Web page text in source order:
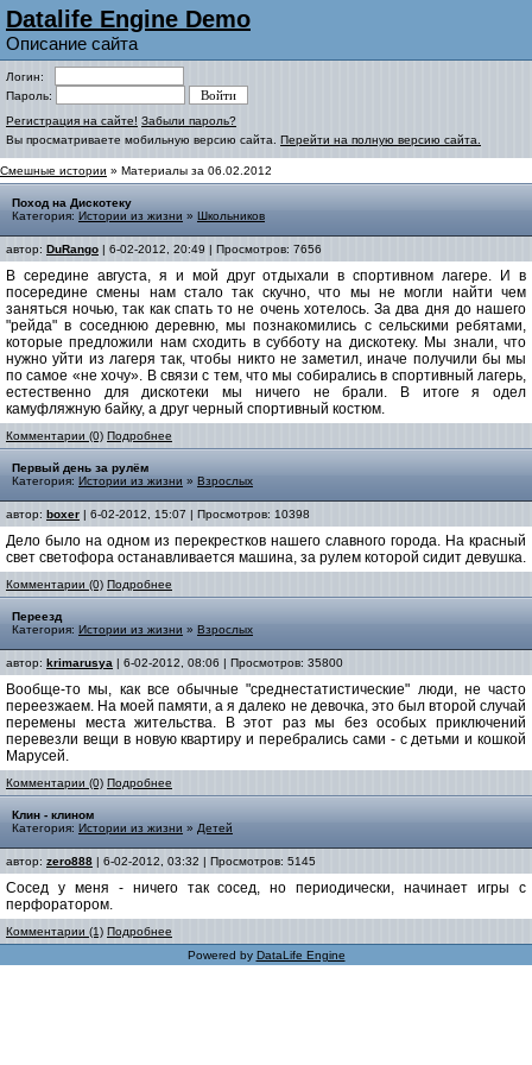
Datalife Engine Demo
Описание сайта
Логин:
Пароль:
Регистрация на сайте! Забыли пароль?
Вы просматриваете мобильную версию сайта. Перейти на полную версию сайта.
Смешные истории » Материалы за 06.02.2012
Поход на Дискотеку
Категория: Истории из жизни » Школьников
автор: DuRango | 6-02-2012, 20:49 | Просмотров: 7656
В середине августа, я и мой друг отдыхали в спортивном лагере. И в
посередине смены нам стало так скучно, что мы не могли найти чем
заняться ночью, так как спать то не очень хотелось. За два дня до нашего
"рейда" в соседнюю деревню, мы познакомились с сельскими ребятами,
которые предложили нам сходить в субботу на дискотеку. Мы знали, что
нужно уйти из лагеря так, чтобы никто не заметил, иначе получили бы мы
по самое «не хочу». В связи с тем, что мы собирались в спортивный лагерь,
естественно для дискотеки мы ничего не брали. В итоге я одел
камуфляжную байку, а друг черный спортивный костюм.
Комментарии (0) Подробнее
Первый день за рулём
Категория: Истории из жизни » Взрослых
автор: boxer | 6-02-2012, 15:07 | Просмотров: 10398
Дело было на одном из перекрестков нашего славного города. На красный
свет светофора останавливается машина, за рулем которой сидит девушка.
Комментарии (0) Подробнее
Переезд
Категория: Истории из жизни » Взрослых
автор: krimarusya | 6-02-2012, 08:06 | Просмотров: 35800
Вообще-то мы, как все обычные "среднестатистические" люди, не часто
переезжаем. На моей памяти, а я далеко не девочка, это был второй случай
перемены места жительства. В этот раз мы без особых приключений
перевезли вещи в новую квартиру и перебрались сами - с детьми и кошкой
Марусей.
Комментарии (0) Подробнее
Клин - клином
Категория: Истории из жизни » Детей
автор: zero888 | 6-02-2012, 03:32 | Просмотров: 5145
Сосед у меня - ничего так сосед, но периодически, начинает игры с
перфоратором.
Комментарии (1) Подробнее
Powered by DataLife Engine